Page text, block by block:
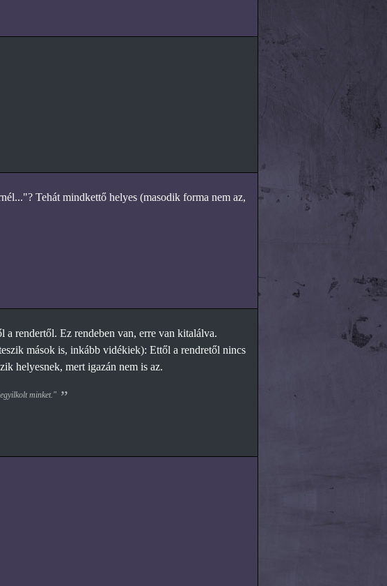
Tehát mindkettő helyes (masodik forma nem az,
rendertől. Ez rendeben van, erre van kitalálva.
mások is, inkább vidékiek): Ettől a rendretől nincs
helyesnek, mert igazán nem is az.
minket."